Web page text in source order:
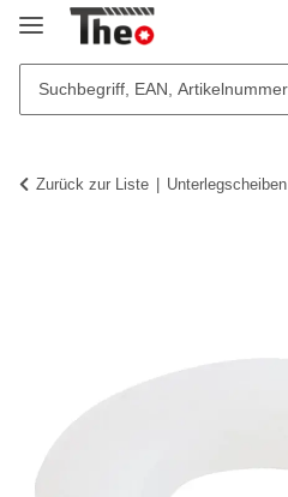
Zurück zur Liste Unterlegscheiben